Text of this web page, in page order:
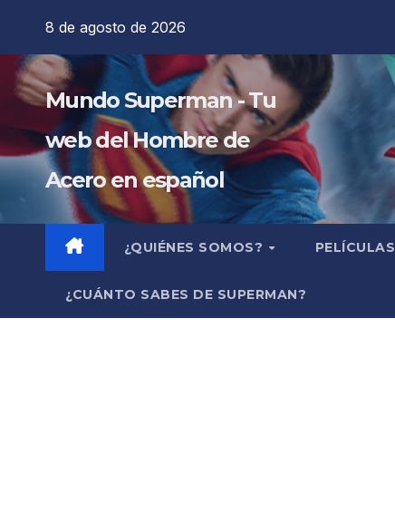
contenido
8 de agosto de 2026
Mundo Superman - Tu
web del Hombre de
Acero en español
¿QUIÉNES SOMOS? PELÍCULAS
¿CUÁNTO SABES DE SUPERMAN?